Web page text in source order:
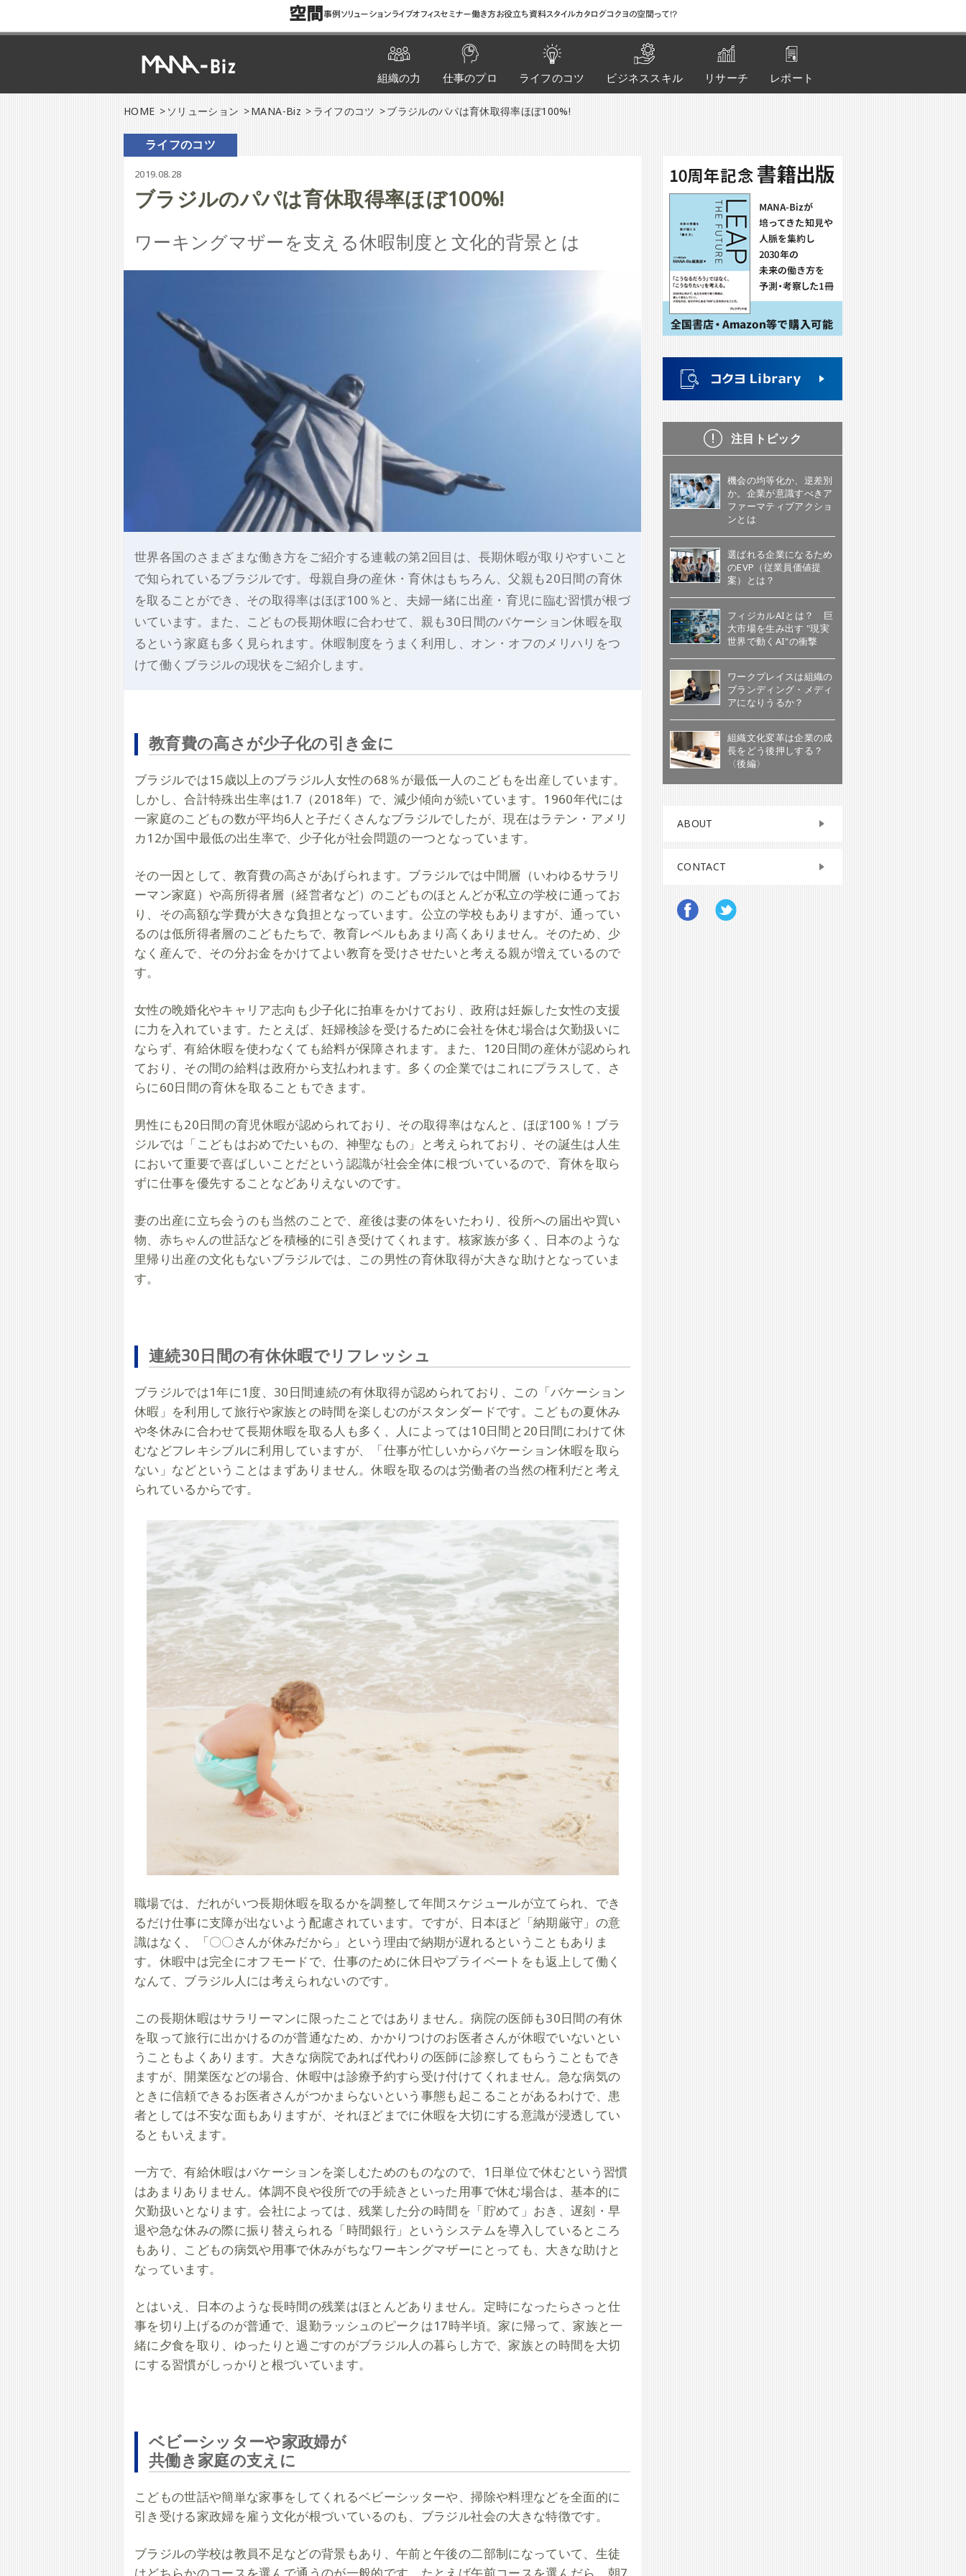
空間事例ソリューションライブオフィスセミナー働き方お役立ち資料スタイルカタログコクヨの空間って!?
組織の力 仕事のプロ ライフのコツ ビジネススキル リサーチ レポート
HOME ソリューション MANA-Biz ライフのコツ ブラジルのパパは育休取得率ほぼ100%!
ライフのコツ
2019.08.28
ブラジルのパパは育休取得率ほぼ100%!
ワーキングマザーを支える休暇制度と文化的背景とは
世界各国のさまざまな働き方をご紹介する連載の第2回目は、長期休暇が取りやすいこと
で知られているブラジルです。母親自身の産休・育休はもちろん、父親も20日間の育休
を取ることができ、その取得率はほぼ100％と、夫婦一緒に出産・育児に臨む習慣が根づ
いています。また、こどもの長期休暇に合わせて、親も30日間のバケーション休暇を取
るという家庭も多く見られます。休暇制度をうまく利用し、オン・オフのメリハリをつ
けて働くブラジルの現状をご紹介します。
教育費の高さが少子化の引き金に
ブラジルでは15歳以上のブラジル人女性の68％が最低一人のこどもを出産しています。
しかし、合計特殊出生率は1.7（2018年）で、減少傾向が続いています。1960年代には
一家庭のこどもの数が平均6人と子だくさんなブラジルでしたが、現在はラテン・アメリ
カ12か国中最低の出生率で、少子化が社会問題の一つとなっています。
その一因として、教育費の高さがあげられます。ブラジルでは中間層（いわゆるサラリ
ーマン家庭）や高所得者層（経営者など）のこどものほとんどが私立の学校に通ってお
り、その高額な学費が大きな負担となっています。公立の学校もありますが、通ってい
るのは低所得者層のこどもたちで、教育レベルもあまり高くありません。そのため、少
なく産んで、その分お金をかけてよい教育を受けさせたいと考える親が増えているので
す。
女性の晩婚化やキャリア志向も少子化に拍車をかけており、政府は妊娠した女性の支援
に力を入れています。たとえば、妊婦検診を受けるために会社を休む場合は欠勤扱いに
ならず、有給休暇を使わなくても給料が保障されます。また、120日間の産休が認められ
ており、その間の給料は政府から支払われます。多くの企業ではこれにプラスして、さ
らに60日間の育休を取ることもできます。
男性にも20日間の育児休暇が認められており、その取得率はなんと、ほぼ100％！ブラ
ジルでは「こどもはおめでたいもの、神聖なもの」と考えられており、その誕生は人生
において重要で喜ばしいことだという認識が社会全体に根づいているので、育休を取ら
ずに仕事を優先することなどありえないのです。
妻の出産に立ち会うのも当然のことで、産後は妻の体をいたわり、役所への届出や買い
物、赤ちゃんの世話などを積極的に引き受けてくれます。核家族が多く、日本のような
里帰り出産の文化もないブラジルでは、この男性の育休取得が大きな助けとなっていま
す。
連続30日間の有休休暇でリフレッシュ
ブラジルでは1年に1度、30日間連続の有休取得が認められており、この「バケーション
休暇」を利用して旅行や家族との時間を楽しむのがスタンダードです。こどもの夏休み
や冬休みに合わせて長期休暇を取る人も多く、人によっては10日間と20日間にわけて休
むなどフレキシブルに利用していますが、「仕事が忙しいからバケーション休暇を取ら
ない」などということはまずありません。休暇を取るのは労働者の当然の権利だと考え
られているからです。
職場では、だれがいつ長期休暇を取るかを調整して年間スケジュールが立てられ、でき
るだけ仕事に支障が出ないよう配慮されています。ですが、日本ほど「納期厳守」の意
識はなく、「〇〇さんが休みだから」という理由で納期が遅れるということもありま
す。休暇中は完全にオフモードで、仕事のために休日やプライベートをも返上して働く
なんて、ブラジル人には考えられないのです。
この長期休暇はサラリーマンに限ったことではありません。病院の医師も30日間の有休
を取って旅行に出かけるのが普通なため、かかりつけのお医者さんが休暇でいないとい
うこともよくあります。大きな病院であれば代わりの医師に診察してもらうこともでき
ますが、開業医などの場合、休暇中は診療予約すら受け付けてくれません。急な病気の
ときに信頼できるお医者さんがつかまらないという事態も起こることがあるわけで、患
者としては不安な面もありますが、それほどまでに休暇を大切にする意識が浸透してい
るともいえます。
一方で、有給休暇はバケーションを楽しむためのものなので、1日単位で休むという習慣
はあまりありません。体調不良や役所での手続きといった用事で休む場合は、基本的に
欠勤扱いとなります。会社によっては、残業した分の時間を「貯めて」おき、遅刻・早
退や急な休みの際に振り替えられる「時間銀行」というシステムを導入しているところ
もあり、こどもの病気や用事で休みがちなワーキングマザーにとっても、大きな助けと
なっています。
とはいえ、日本のような長時間の残業はほとんどありません。定時になったらさっと仕
事を切り上げるのが普通で、退勤ラッシュのピークは17時半頃。家に帰って、家族と一
緒に夕食を取り、ゆったりと過ごすのがブラジル人の暮らし方で、家族との時間を大切
にする習慣がしっかりと根づいています。
ベビーシッターや家政婦が
共働き家庭の支えに
こどもの世話や簡単な家事をしてくれるベビーシッターや、掃除や料理などを全面的に
引き受ける家政婦を雇う文化が根づいているのも、ブラジル社会の大きな特徴です。
ブラジルの学校は教員不足などの背景もあり、午前と午後の二部制になっていて、生徒
注目トピック
機会の均等化か、逆差別
か。企業が意識すべきア
ファーマティブアクショ
ンとは
選ばれる企業になるため
のEVP（従業員価値提
案）とは？
フィジカルAIとは？ 巨
大市場を生み出す "現実
世界で動くAI"の衝撃
ワークプレイスは組織の
ブランディング・メディ
アになりうるか？
組織文化変革は企業の成
長をどう後押しする？
〈後編〉
ABOUT
CONTACT